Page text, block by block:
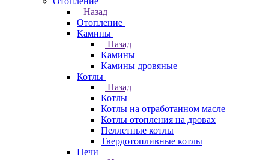
Назад
Отопление
Камины
Назад
Камины
Камины дровяные
Котлы
Назад
Котлы
Котлы на отработанном масле
Котлы отопления на дровах
Пеллетные котлы
Твердотопливные котлы
Печи